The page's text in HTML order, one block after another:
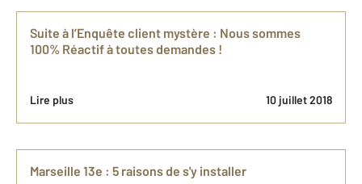
Suite à l’Enquête client mystère : Nous sommes
100% Réactif à toutes demandes !
Lire plus 10 juillet 2018
Marseille 13e : 5 raisons de s'y installer